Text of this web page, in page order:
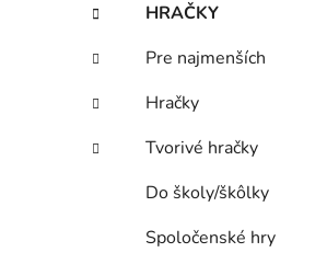
e
g
ó
r
e
HRAČKY
Pre najmenších
Hračky
Tvorivé hračky
Do školy/škôlky
Spoločenské hry